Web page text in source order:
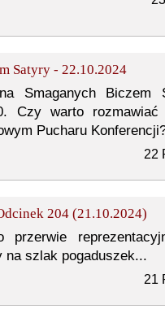
Satyry - 22.10.2024
Smaganych
Czy warto
Pucharu
22
204 (21.10.2024)
przerwie
na szlak pogaduszek...
21